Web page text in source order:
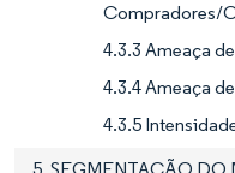
Compradores/
4.3.3 Ameaça
4.3.4 Ameaça
4.3.5